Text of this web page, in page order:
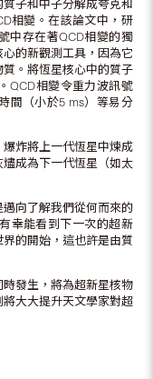
子和中子分解成夸克和
相變。在該論文中，研
中存在著QCD相變的獨
的新觀測工具，因為它
。將恆星核心中的質子
QCD相變令重力波訊號
間（小於5 ms）等易分
炸將上一代恆星中煉成
成為下一代恆星（如太
邁向了解我們從何而來的
幸能看到下一次的超新
的開始，這也許是由質
發生，將為超新星核物
大大提升天文學家對超